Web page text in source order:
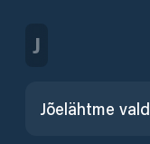
J
Jõelähtme vald